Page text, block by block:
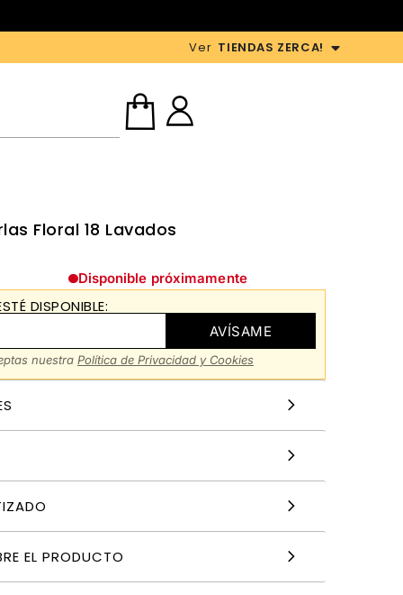
Ver TIENDAS ZERCA!
Floral 18 Lavados
Disponible próximamente
DISPONIBLE:
AVÍSAME
nuestra Política de Privacidad y Cookies
EL PRODUCTO